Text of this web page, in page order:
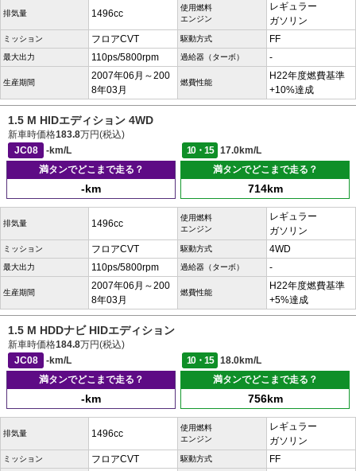
排気量 1496cc
使用燃料
エンジン
レギュラー
ガソリン
ミッション フロアCVT 駆動方式 FF
最大出力 110ps/5800rpm 過給器（ターボ） -
生産期間
2007年06月～200
8年03月
燃費性能
H22年度燃費基準
+10%達成
1.5 M HIDエディション 4WD
新車時価格183.8万円(税込)
JC08
-km/L 10・15
17.0km/L
満タンでどこまで走る？
-km
満タンでどこまで走る？
714km
排気量 1496cc
使用燃料
エンジン
レギュラー
ガソリン
ミッション フロアCVT 駆動方式 4WD
最大出力 110ps/5800rpm 過給器（ターボ） -
生産期間
2007年06月～200
8年03月
燃費性能
H22年度燃費基準
+5%達成
1.5 M HDDナビ HIDエディション
新車時価格184.8万円(税込)
JC08
-km/L 10・15
18.0km/L
満タンでどこまで走る？
-km
満タンでどこまで走る？
756km
排気量 1496cc
使用燃料
エンジン
レギュラー
ガソリン
ミッション フロアCVT 駆動方式 FF